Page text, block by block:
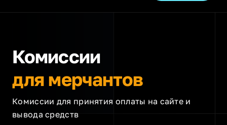
Комиссии
для мерчантов
Комиссии для принятия оплаты на сайте и
вывода средств